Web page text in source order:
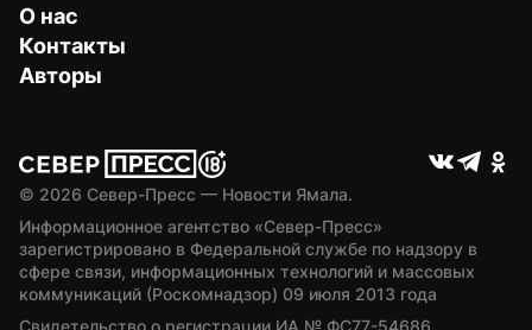
О нас
Контакты
Авторы
© 2026 Север-Пресс — Новости Ямала.
Информационное агентство «Север-Пресс»
зарегистрировано в Федеральной службе по надзору в
сфере связи, информационных технологий и массовых
коммуникаций (Роскомнадзор) 09 июля 2013 года
Свидетельство о регистрации ИА № ФС77-54686